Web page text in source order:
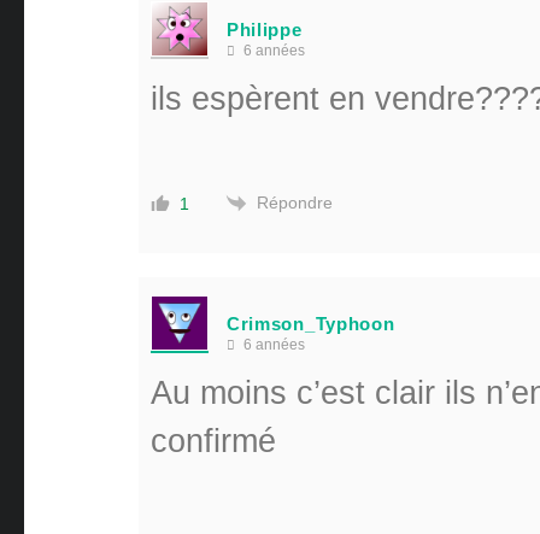
Philippe
6 années
ils espèrent en
1 Répondre
Crimson_Typhoon
6 années
Au moins c’est clair ils
confirmé